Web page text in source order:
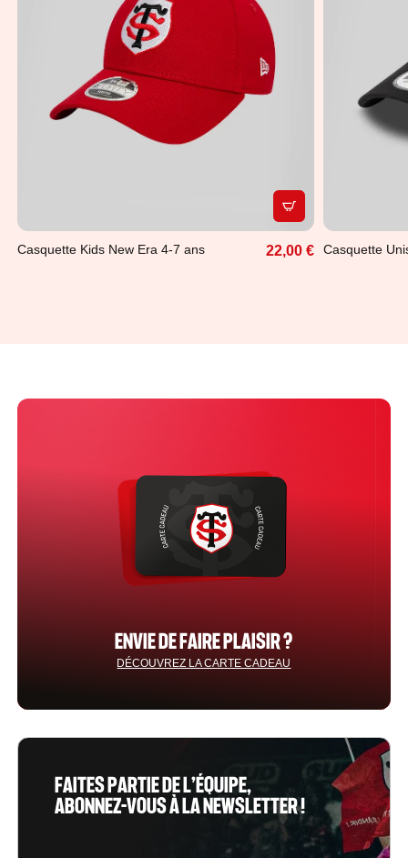
APERÇU RAPIDE
Casquette Kids New Era 4-7 ans 22,00 € Casquette
ENVIE DE FAIRE PLAISIR ?
DÉCOUVREZ LA CARTE CADEAU
FAITES PARTIE DE L’ÉQUIPE,
ABONNEZ-VOUS À LA NEWSLETTER !